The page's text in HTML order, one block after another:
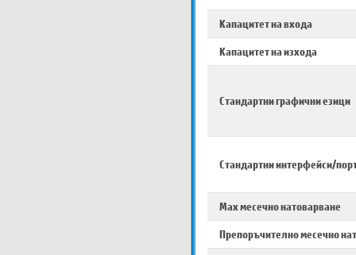
Капацитет на входа
Капацитет на изхода
Стандартни графични езици
Стандартни интерфейси/
Max месечно натоварване
Препоръчително месечно